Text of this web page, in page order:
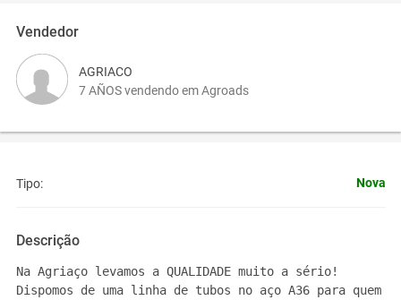
Vendedor
AGRIACO
7 AÑOS vendendo em Agroads
Tipo: Nova
Descrição
Na Agriaço levamos a QUALIDADE muito a sério!
Dispomos de uma linha de tubos no aço A36 para quem